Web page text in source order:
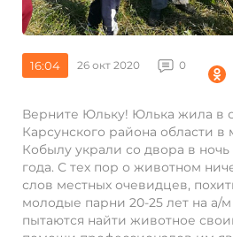
16:04 26 окт 2020 0
Верните Юльку! Юлька жила в
Карсунского района области в
Кобылу украли со двора в ночь
года. С тех пор о животном
слов местных очевидцев,
молодые парни 20-25 лет на а/м
пытаются найти животное